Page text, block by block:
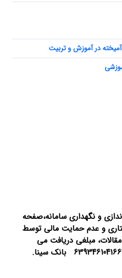
در آموزش و تربیت
و نگهداری سامانه،صفحه
و عدم حمایت مالی توسط
مبلغی دریافت می
شماره کارت 6393461041664588 بانک سینا.